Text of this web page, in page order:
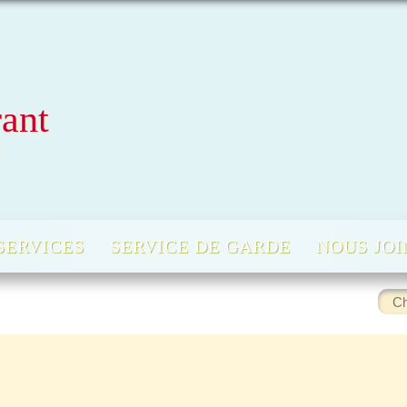
SERVICE DE GARDE NOUS
: